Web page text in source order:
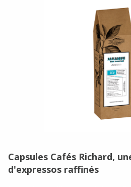
Capsules Cafés Richard,
d'expressos raffinés